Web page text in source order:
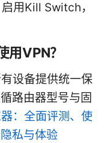
用Kill Switch，
用VPN？
设备提供统一保
路由器型号与固
：全面评测、使
私与体验